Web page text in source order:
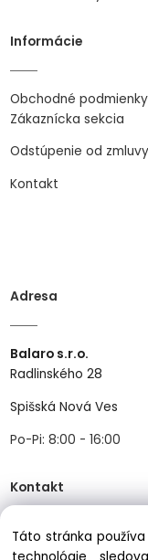
Informácie
Obchodné podmienky
Zákaznícka sekcia
Odstúpenie od zmluvy
Kontakt
Adresa
Balaro s.r.o.
Radlinského 28
Spišská Nová Ves
Po-Pi: 8:00 - 16:00
Kontakt
Tel:+421534466489
Táto stránka